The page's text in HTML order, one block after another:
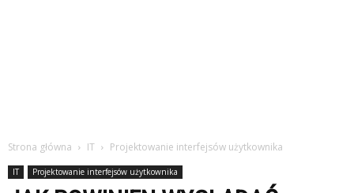
Strona główna IT Projektowanie interfejsów użytkownika
IT Projektowanie interfejsów użytkownika